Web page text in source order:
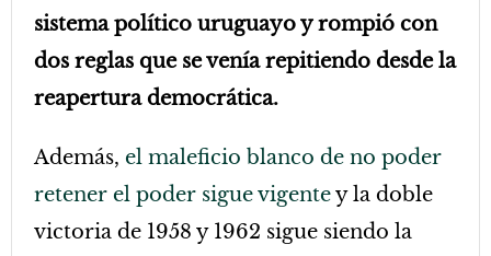
sistema político uruguayo y rompió con
dos reglas que se venía repitiendo desde la
reapertura democrática.
Además, el maleficio blanco de no poder
retener el poder sigue vigentey la doble
victoria de 1958 y 1962 sigue siendo la